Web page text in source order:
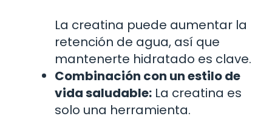
La creatina puede aumentar la
retención de agua, así que
mantenerte hidratado es clave.
Combinación con un estilo de
vida saludable: La creatina es
solo una herramienta.